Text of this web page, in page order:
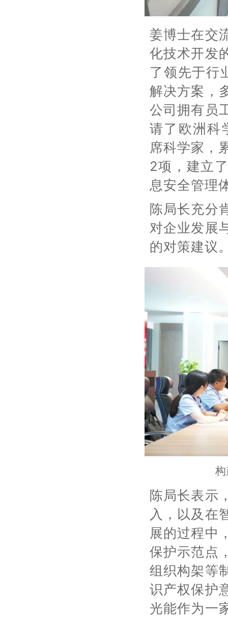
姜博士在交
化技术开发
了领先于行
解决方案，
公司拥有员
请了欧洲科
席科学家，
2项，建立
息安全管理
陈局长充分
对企业发展
的对策建议
陈局长表示
入，以及在
展的过程中
保护示范点
组织构架等
识产权保护
光能作为一